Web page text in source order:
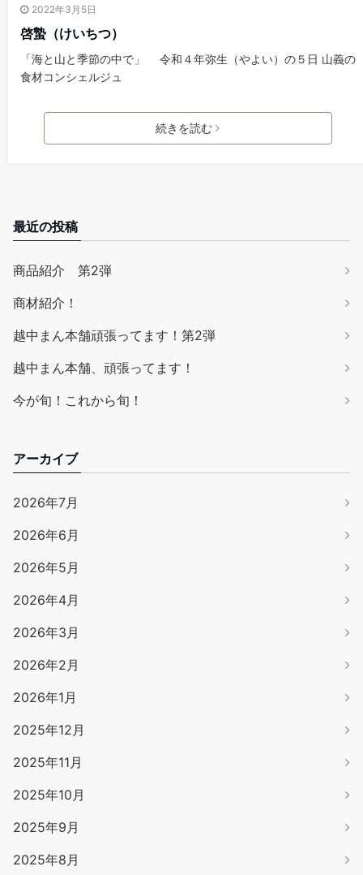
2022年3月5日
啓蟄（けいちつ）
「海と山と季節の中で」 令和４年弥生（やよい）の５日 山義の
食材コンシェルジュ
続きを読む
最近の投稿
商品紹介 第2弾
商材紹介！
越中まん本舗頑張ってます！第2弾
越中まん本舗、頑張ってます！
今が旬！これから旬！
アーカイブ
2026年7月
2026年6月
2026年5月
2026年4月
2026年3月
2026年2月
2026年1月
2025年12月
2025年11月
2025年10月
2025年9月
2025年8月